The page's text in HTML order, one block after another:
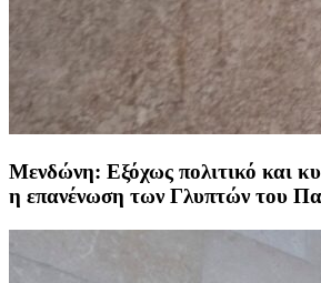
Μενδώνη: Εξόχως πολιτικό και
η επανένωση των Γλυπτών του